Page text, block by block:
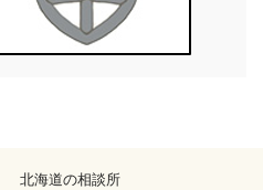
北海道の相談所